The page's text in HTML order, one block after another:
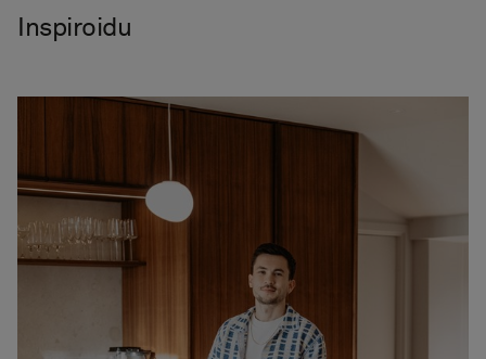
Inspiroidu